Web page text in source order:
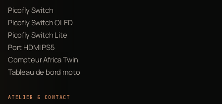
Picofly Switch
Picofly Switch OLED
Picofly Switch Lite
Port HDMI PS5
Compteur Africa Twin
Tableau de bord moto
ATELIER & CONTACT